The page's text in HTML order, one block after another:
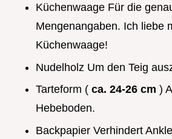
Küchenwaage Für die
Mengenangaben. Ich liebe
Küchenwaage!
Nudelholz Um den Teig
Tarteform ( ca. 24-26 cm )
Hebeboden.
Backpapier Verhindert